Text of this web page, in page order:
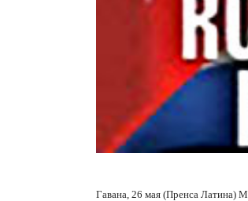
Гавана, 26 мая (Пренса Латина)